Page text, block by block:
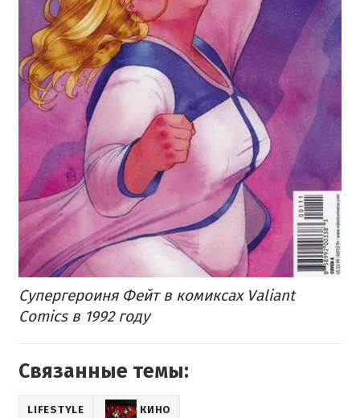
Супергероиня Фейт в комиксах Valiant
Comics в 1992 году
Связанные темы:
LIFESTYLE КИНО